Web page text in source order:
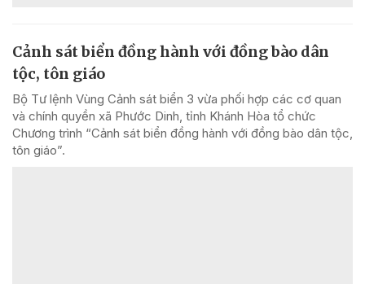
Cảnh sát biển đồng hành với đồng bào dân
tộc, tôn giáo
Bộ Tư lệnh Vùng Cảnh sát biển 3 vừa phối hợp các cơ quan
và chính quyền xã Phước Dinh, tỉnh Khánh Hòa tổ chức
Chương trình “Cảnh sát biển đồng hành với đồng bào dân tộc,
tôn giáo”.